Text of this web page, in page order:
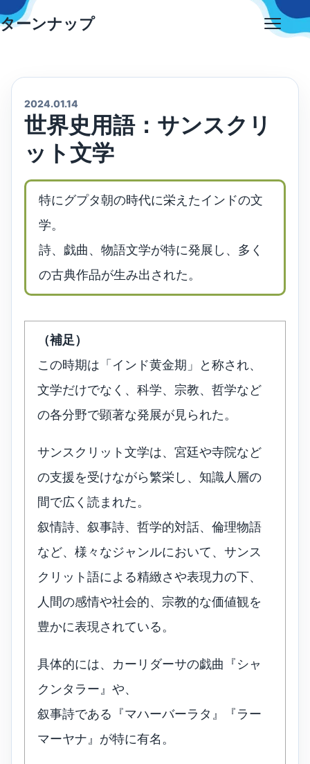
Skip
to
ターンナップ
2024.01.14
世界史用語：サンスクリ
ット文学
特にグプタ朝の時代に栄えたインドの文
学。
詩、戯曲、物語文学が特に発展し、多く
の古典作品が生み出された。
（補足）
この時期は「インド黄金期」と称され、
文学だけでなく、科学、宗教、哲学など
の各分野で顕著な発展が見られた。
サンスクリット文学は、宮廷や寺院など
の支援を受けながら繁栄し、知識人層の
間で広く読まれた。
叙情詩、叙事詩、哲学的対話、倫理物語
など、様々なジャンルにおいて、サンス
クリット語による精緻さや表現力の下、
人間の感情や社会的、宗教的な価値観を
豊かに表現されている。
具体的には、カーリダーサの戯曲『シャ
クンタラー』や、
叙事詩である『マハーバーラタ』『ラー
マーヤナ』が特に有名。